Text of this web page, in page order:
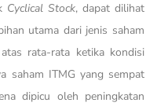
Cyclical Stock, dapat dilihat
utama dari jenis saham
rata-rata ketika kondisi
saham ITMG yang sempat
dipicu oleh peningkatan